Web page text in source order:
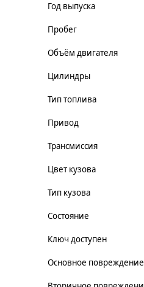
Год выпуска
Пробег
Объём двигателя
Цилиндры
Тип топлива
Привод
Трансмиссия
Цвет кузова
Тип кузова
Состояние
Ключ доступен
Основное повреждение